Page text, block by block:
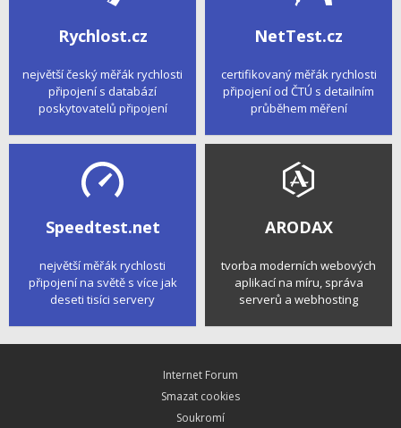
Rychlost.cz
největší český měřák rychlosti
připojení s databází
poskytovatelů připojení
NetTest.cz
certifikovaný měřák rychlosti
připojení od ČTÚ s detailním
průběhem měření
Speedtest.net
největší měřák rychlosti
připojení na světě s více jak
deseti tisíci servery
ARODAX
tvorba moderních webových
aplikací na míru, správa
serverů a webhosting
Internet Forum
Smazat cookies
Soukromí